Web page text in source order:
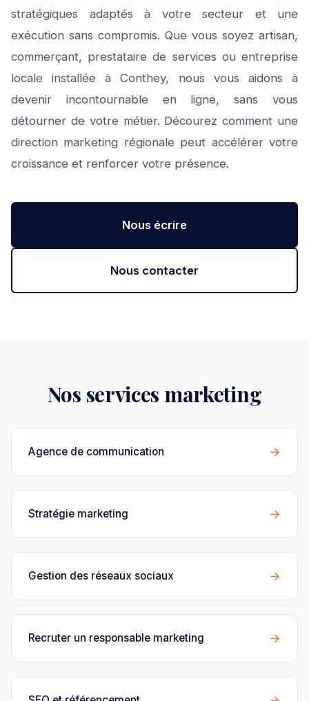
stratégiques adaptés à votre secteur et une
exécution sans compromis. Que vous soyez artisan,
commerçant, prestataire de services ou entreprise
locale installée à Conthey, nous vous aidons à
devenir incontournable en ligne, sans vous
détourner de votre métier. Décourez comment une
direction marketing régionale peut accélérer votre
croissance et renforcer votre présence.
Nous écrire
Nous contacter
Nos services marketing
Agence de communication →
Stratégie marketing →
Gestion des réseaux sociaux →
Recruter un responsable marketing →